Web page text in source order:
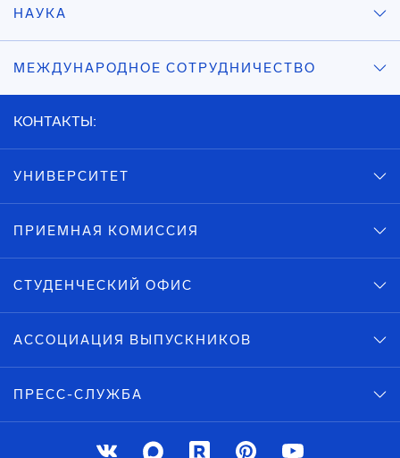
НАУКА
МЕЖДУНАРОДНОЕ СОТРУДНИЧЕСТВО
КОНТАКТЫ:
УНИВЕРСИТЕТ
ПРИЕМНАЯ КОМИССИЯ
СТУДЕНЧЕСКИЙ ОФИС
АССОЦИАЦИЯ ВЫПУСКНИКОВ
ПРЕСС-СЛУЖБА